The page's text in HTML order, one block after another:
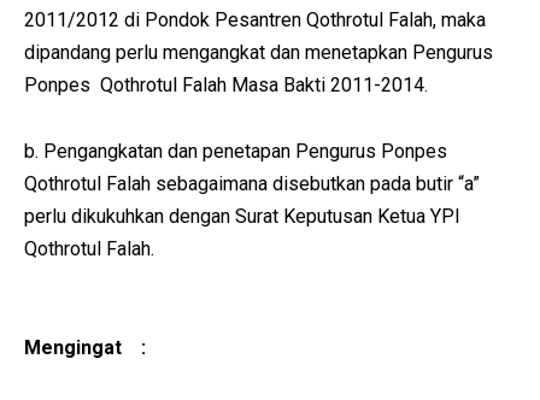
2011/2012 di Pondok Pesantren Qothrotul Falah, maka
dipandang perlu mengangkat dan menetapkan Pengurus
Ponpes Qothrotul Falah Masa Bakti 2011-2014.
b. Pengangkatan dan penetapan Pengurus Ponpes
Qothrotul Falah sebagaimana disebutkan pada butir “a”
perlu dikukuhkan dengan Surat Keputusan Ketua YPI
Qothrotul Falah.
Mengingat :